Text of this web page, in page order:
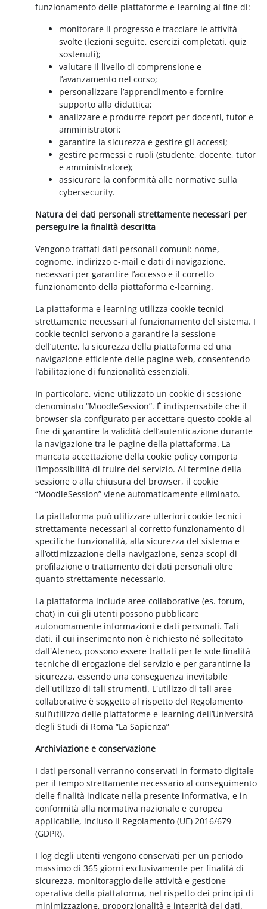
funzionamento delle piattaforme e-learning al fine di:
monitorare il progresso e tracciare le attività
svolte (lezioni seguite, esercizi completati, quiz
sostenuti);
valutare il livello di comprensione e
l’avanzamento nel corso;
personalizzare l’apprendimento e fornire
supporto alla didattica;
analizzare e produrre report per docenti, tutor e
amministratori;
garantire la sicurezza e gestire gli accessi;
gestire permessi e ruoli (studente, docente, tutor
e amministratore);
assicurare la conformità alle normative sulla
cybersecurity.
Natura dei dati personali strettamente necessari per
perseguire la finalità descritta
Vengono trattati dati personali comuni: nome,
cognome, indirizzo e-mail e dati di navigazione,
necessari per garantire l’accesso e il corretto
funzionamento della piattaforma e-learning.
La piattaforma e-learning utilizza cookie tecnici
strettamente necessari al funzionamento del sistema. I
cookie tecnici servono a garantire la sessione
dell’utente, la sicurezza della piattaforma ed una
navigazione efficiente delle pagine web, consentendo
l’abilitazione di funzionalità essenziali.
In particolare, viene utilizzato un cookie di sessione
denominato “MoodleSession”. È indispensabile che il
browser sia configurato per accettare questo cookie al
fine di garantire la validità dell’autenticazione durante
la navigazione tra le pagine della piattaforma. La
mancata accettazione della cookie policy comporta
l’impossibilità di fruire del servizio. Al termine della
sessione o alla chiusura del browser, il cookie
“MoodleSession” viene automaticamente eliminato.
La piattaforma può utilizzare ulteriori cookie tecnici
strettamente necessari al corretto funzionamento di
specifiche funzionalità, alla sicurezza del sistema e
all’ottimizzazione della navigazione, senza scopi di
profilazione o trattamento dei dati personali oltre
quanto strettamente necessario.
La piattaforma include aree collaborative (es. forum,
chat) in cui gli utenti possono pubblicare
autonomamente informazioni e dati personali. Tali
dati, il cui inserimento non è richiesto né sollecitato
dall'Ateneo, possono essere trattati per le sole finalità
tecniche di erogazione del servizio e per garantirne la
sicurezza, essendo una conseguenza inevitabile
dell'utilizzo di tali strumenti. L'utilizzo di tali aree
collaborative è soggetto al rispetto del Regolamento
sull’utilizzo delle piattaforme e-learning dell’Università
degli Studi di Roma “La Sapienza”
Archiviazione e conservazione
I dati personali verranno conservati in formato digitale
per il tempo strettamente necessario al conseguimento
delle finalità indicate nella presente informativa, e in
conformità alla normativa nazionale e europea
applicabile, incluso il Regolamento (UE) 2016/679
(GDPR).
I log degli utenti vengono conservati per un periodo
massimo di 365 giorni esclusivamente per finalità di
sicurezza, monitoraggio delle attività e gestione
operativa della piattaforma, nel rispetto dei principi di
minimizzazione, proporzionalità e integrità dei dati.